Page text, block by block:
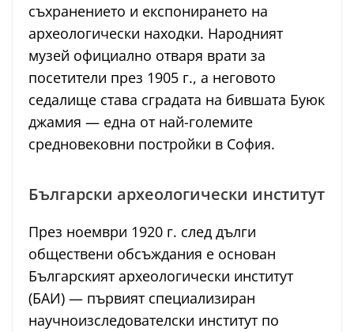
съхранението и експонирането на
археологически находки. Народният
музей официално отваря врати за
посетители през 1905 г., а неговото
седалище става сградата на бившата Буюк
джамия — една от най-големите
средновековни постройки в София.
Български археологически институт
През ноември 1920 г. след дълги
обществени обсъждания е основан
Българският археологически институт
(БАИ) — първият специализиран
научноизследователски институт по